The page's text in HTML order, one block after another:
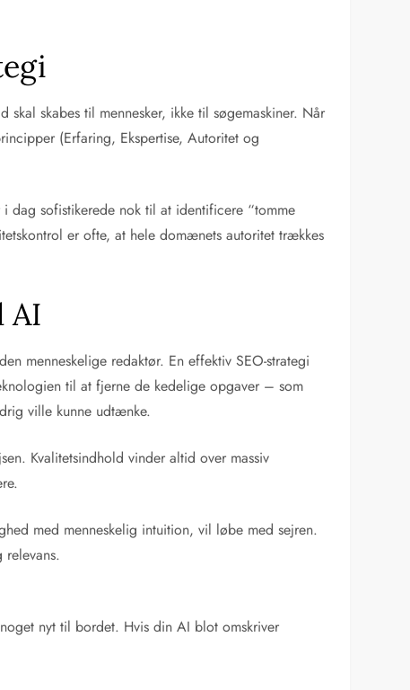
skabes til mennesker, ikke til søgemaskiner. Når
(Erfaring, Ekspertise, Autoritet og
sofistikerede nok til at identificere “tomme
er ofte, at hele domænets autoritet trækkes
AI
menneskelige redaktør. En effektiv SEO-strategi
til at fjerne de kedelige opgaver – som
ville kunne udtænke.
Kvalitetsindhold vinder altid over massiv
med menneskelig intuition, vil løbe med sejren.
nyt til bordet. Hvis din AI blot omskriver